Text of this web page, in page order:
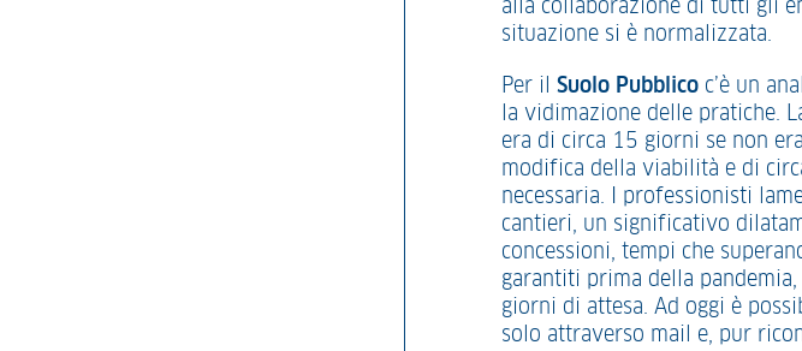
alla collaborazione di tutti gli
situazione si è normalizzata.
Per il Suolo Pubblico c’è un
la vidimazione delle pratiche.
era di circa 15 giorni se non
modifica della viabilità e di
necessaria. I professionisti
cantieri, un significativo
concessioni, tempi che
garantiti prima della
giorni di attesa. Ad oggi è
solo attraverso mail e, pur